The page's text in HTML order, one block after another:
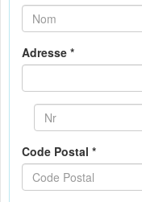
Adresse *
Code Postal *